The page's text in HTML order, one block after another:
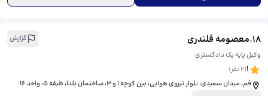
18
.معصومه قلندری
گزارش
وکیل پایه یک دادگستری
1
(
2نفر)
قم، میدان سعیدی، بلوار نیروی هوایی، بین کوچه ۱ و ۳، ساختمان یلدا، طبقه ۵، واحد ۱۶